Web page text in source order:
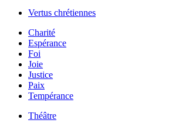
Vertus chrétiennes
Charité
Espérance
Foi
Joie
Justice
Paix
Tempérance
Théâtre